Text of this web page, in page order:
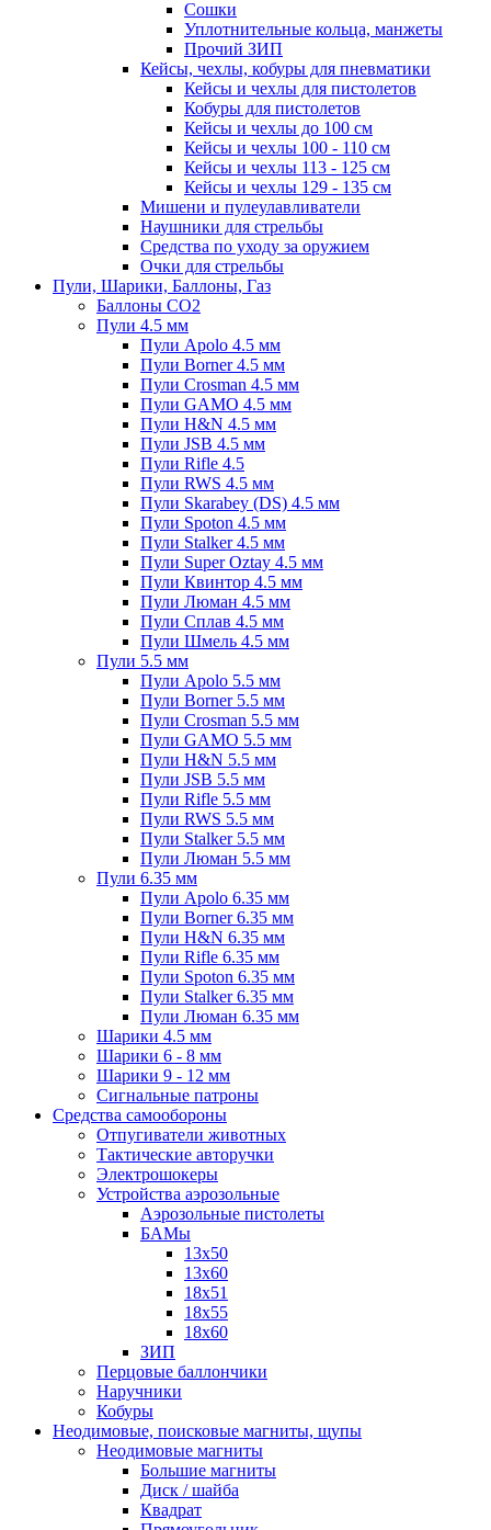
Сошки
Уплотнительные кольца, манжеты
Прочий ЗИП
Кейсы, чехлы, кобуры для пневматики
Кейсы и чехлы для пистолетов
Кобуры для пистолетов
Кейсы и чехлы до 100 см
Кейсы и чехлы 100 - 110 см
Кейсы и чехлы 113 - 125 см
Кейсы и чехлы 129 - 135 см
Мишени и пулеулавливатели
Наушники для стрельбы
Средства по уходу за оружием
Очки для стрельбы
Пули, Шарики, Баллоны, Газ
Баллоны CO2
Пули 4.5 мм
Пули Apolo 4.5 мм
Пули Borner 4.5 мм
Пули Crosman 4.5 мм
Пули GAMO 4.5 мм
Пули H&N 4.5 мм
Пули JSB 4.5 мм
Пули Rifle 4.5
Пули RWS 4.5 мм
Пули Skarabey (DS) 4.5 мм
Пули Spoton 4.5 мм
Пули Stalker 4.5 мм
Пули Super Oztay 4.5 мм
Пули Квинтор 4.5 мм
Пули Люман 4.5 мм
Пули Сплав 4.5 мм
Пули Шмель 4.5 мм
Пули 5.5 мм
Пули Apolo 5.5 мм
Пули Borner 5.5 мм
Пули Crosman 5.5 мм
Пули GAMO 5.5 мм
Пули H&N 5.5 мм
Пули JSB 5.5 мм
Пули Rifle 5.5 мм
Пули RWS 5.5 мм
Пули Stalker 5.5 мм
Пули Люман 5.5 мм
Пули 6.35 мм
Пули Apolo 6.35 мм
Пули Borner 6.35 мм
Пули H&N 6.35 мм
Пули Rifle 6.35 мм
Пули Spoton 6.35 мм
Пули Stalker 6.35 мм
Пули Люман 6.35 мм
Шарики 4.5 мм
Шарики 6 - 8 мм
Шарики 9 - 12 мм
Сигнальные патроны
Средства самообороны
Отпугиватели животных
Тактические авторучки
Электрошокеры
Устройства аэрозольные
Аэрозольные пистолеты
БАМы
13х50
13х60
18х51
18х55
18х60
ЗИП
Перцовые баллончики
Наручники
Кобуры
Неодимовые, поисковые магниты, щупы
Неодимовые магниты
Большие магниты
Диск / шайба
Квадрат